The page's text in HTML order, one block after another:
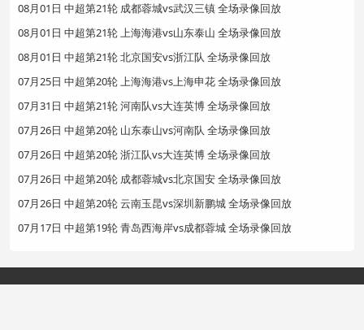
08月01日 中超第21轮 成都蓉城vs武汉三镇 全场录像回放
08月01日 中超第21轮 上海海港vs山东泰山 全场录像回放
08月01日 中超第21轮 北京国安vs浙江队 全场录像回放
07月25日 中超第20轮 上海海港vs上海申花 全场录像回放
07月31日 中超第21轮 河南队vs大连英博 全场录像回放
07月26日 中超第20轮 山东泰山vs河南队 全场录像回放
07月26日 中超第20轮 浙江队vs大连英博 全场录像回放
07月26日 中超第20轮 成都蓉城vs北京国安 全场录像回放
07月26日 中超第20轮 云南玉昆vs深圳新鹏城 全场录像回放
07月17日 中超第19轮 青岛西海岸vs成都蓉城 全场录像回放